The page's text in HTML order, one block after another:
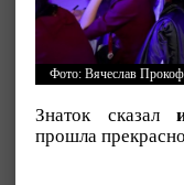
Фото: Вячеслав
Знаток сказал
прошла